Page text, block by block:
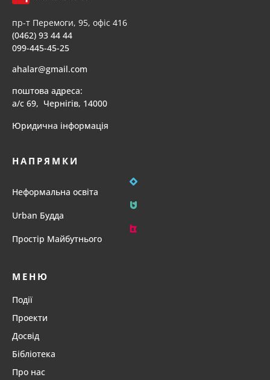
пр-т Перемоги, 95, офіс 416
(0462) 93 44 44
099-445-45-25
ahalar@gmail.com
поштова адреса:
а/с 69, Чернігів, 14000
Юридична інформація
НАПРЯМКИ
Неформальна освіта
Urban Будда
Простір Майбутнього
МЕНЮ
Події
Проекти
Досвід
Бібліотека
Про нас